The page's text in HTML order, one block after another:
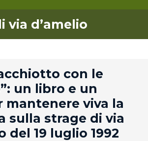
via d’amelio
con le
un libro e un
mantenere viva la
sulla strage di via
del 19 luglio 1992